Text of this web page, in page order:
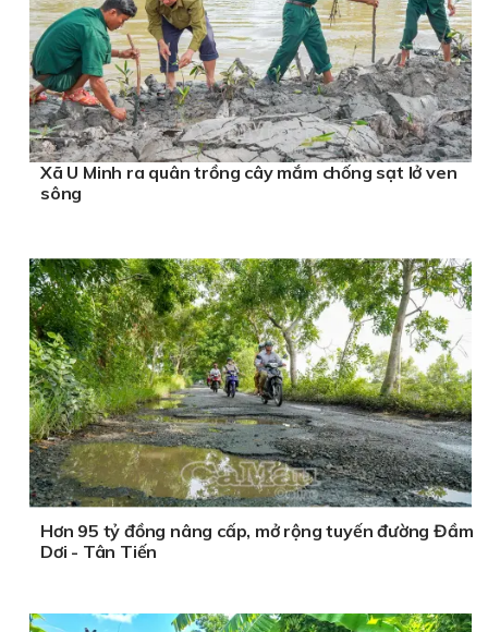
Xã U Minh ra quân trồng cây mắm chống sạt lở ven
sông
Hơn 95 tỷ đồng nâng cấp, mở rộng tuyến đường Đầm
Dơi - Tân Tiến